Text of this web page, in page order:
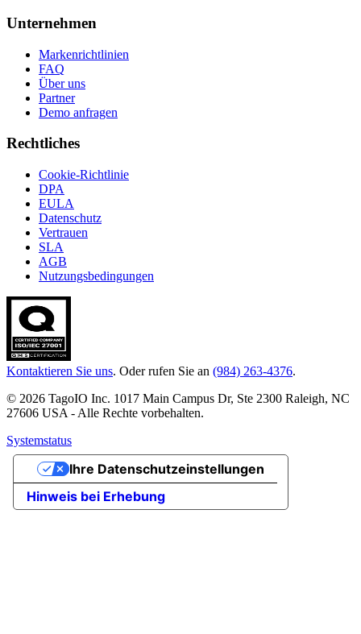
Unternehmen
Markenrichtlinien
FAQ
Über uns
Partner
Demo anfragen
Rechtliches
Cookie-Richtlinie
DPA
EULA
Datenschutz
Vertrauen
SLA
AGB
Nutzungsbedingungen
Kontaktieren Sie uns. Oder rufen Sie an (984) 263-4376.
© 2026 TagoIO Inc. 1017 Main Campus Dr, Ste 2300 Raleigh, NC
27606 USA - Alle Rechte vorbehalten.
Systemstatus
Hinweis bei Erhebung
Ihre Datenschutzeinstellungen